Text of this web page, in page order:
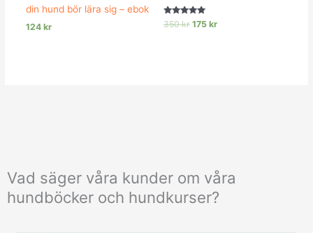
din hund bör lära sig – ebok
124 kr
Betygsatt
5.00
350kr 175 kr
Vad säger våra kunder om våra
hundböcker och hundkurser?